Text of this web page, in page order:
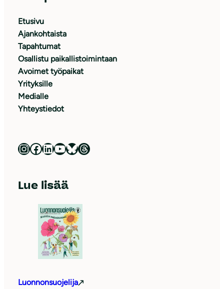
Etusivu
Ajankohtaista
Tapahtumat
Osallistu paikallistoimintaan
Avoimet työpaikat
Yrityksille
Medialle
Yhteystiedot
Luonnonsuojeluliitto Instagramissa Luonnonsuojeluliitto Facebookissa Luonnonsuojeluliitto LinkedInissä Luonnonsuojeluliiton YouTube-kanava Luonnonsuojeluliitto Blueskyssa Luonnonsuojeluliitto Threadsissa
Lue lisää
Luonnonsuojelija